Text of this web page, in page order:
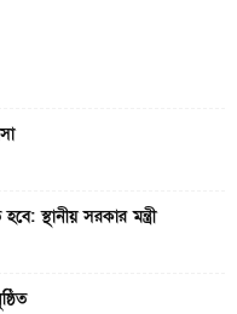
স্থানীয় সরকার মন্ত্রী